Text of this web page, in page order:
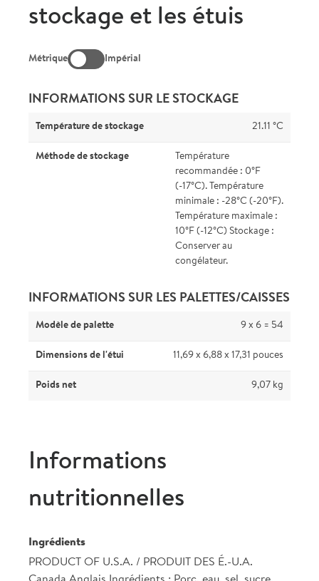
stockage et les étuis
Métrique Impérial
INFORMATIONS SUR LE STOCKAGE
Température de stockage 21.11 °C
Méthode de stockage
Température
recommandée : 0°F
(-17°C). Température
minimale : -28°C (-20°F).
Température maximale :
10°F (-12°C) Stockage :
Conserver au
congélateur.
INFORMATIONS SUR LES PALETTES/CAISSES
Modèle de palette 9 x 6 = 54
Dimensions de l'étui 11,69 x 6,88 x 17,31 pouces
Poids net 9,07 kg
Informations
nutritionnelles
Ingrédients
PRODUCT OF U.S.A. / PRODUIT DES É.-U.A.